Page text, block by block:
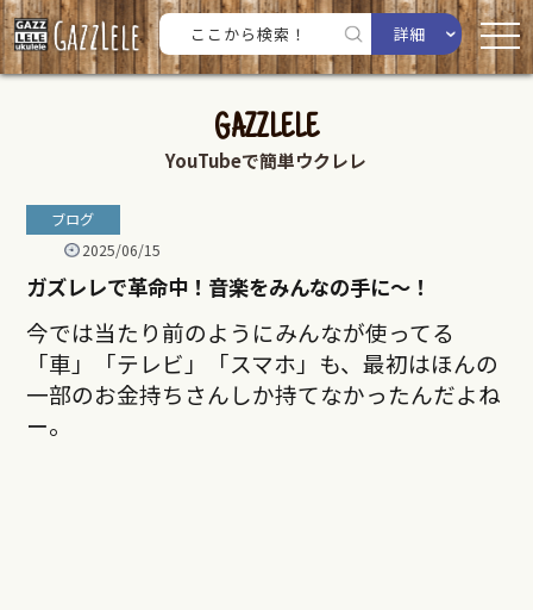
詳細
GAZZLELE
YouTubeで簡単ウクレレ
ブログ
2025/06/15
ガズレレで革命中！音楽をみんなの手に〜！
今では当たり前のようにみんなが使ってる
「車」「テレビ」「スマホ」も、最初はほんの
一部のお金持ちさんしか持てなかったんだよね
ー。